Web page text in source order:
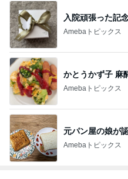
入院頑張った記
Amebaトピックス
かとうかず子 麻
Amebaトピックス
元パン屋の娘が
Amebaトピックス